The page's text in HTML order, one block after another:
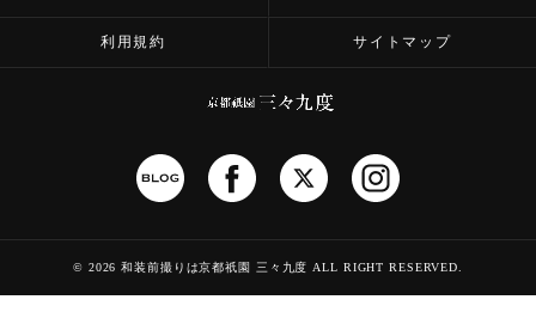
利用規約 サイトマップ
© 2026 和装前撮りは京都祇園 三々九度 ALL RIGHT RESERVED.